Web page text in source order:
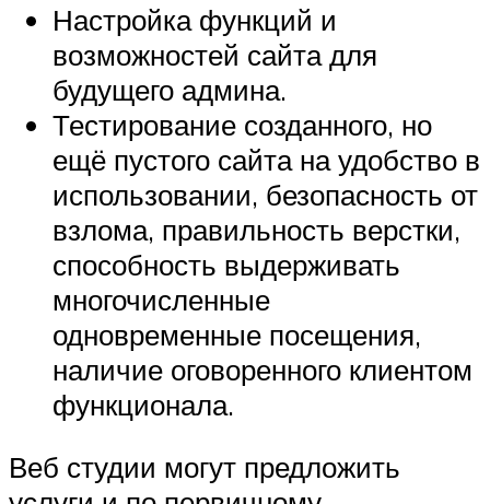
Настройка функций и
возможностей сайта для
будущего админа.
Тестирование созданного, но
ещё пустого сайта на удобство в
использовании, безопасность от
взлома, правильность верстки,
способность выдерживать
многочисленные
одновременные посещения,
наличие оговоренного клиентом
функционала.
Веб студии могут предложить